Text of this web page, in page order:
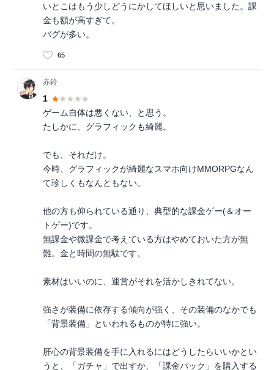
いとこはもう少しどうにかしてほしいと思いました。課
金も額が高すぎて。
バグが多い。
65
赤鈴
1
ゲーム自体は悪くない、と思う。
たしかに、グラフィックも綺麗。
でも、それだけ。
今時、グラフィックが綺麗なスマホ向けMMORPGなん
て珍しくもなんともない。
他の方も仰られている通り、典型的な課金ゲー(＆オー
トゲー)です。
無課金や微課金で考えている方はやめておいた方が無
難。金と時間の無駄です。
素材はいいのに、運営がそれを活かしきれてない。
強さが装備に依存する傾向が強く、その装備のなかでも
「背景装備」といわれるものが特に強い。
肝心の背景装備を手に入れるにはどうしたらいいかとい
うと、「ガチャ」で出すか、「課金パック」を購入する